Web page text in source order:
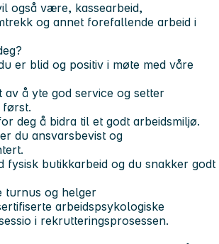
også være, kassearbeid,
og annet forefallende arbeid i
er blid og positiv i møte med våre
av å yte god service og setter
først.
deg å bidra til et godt arbeidsmiljø.
du ansvarsbevist og
fysisk butikkarbeid og du snakker godt
turnus og helger
arbeidspsykologiske
i rekrutteringsprosessen.